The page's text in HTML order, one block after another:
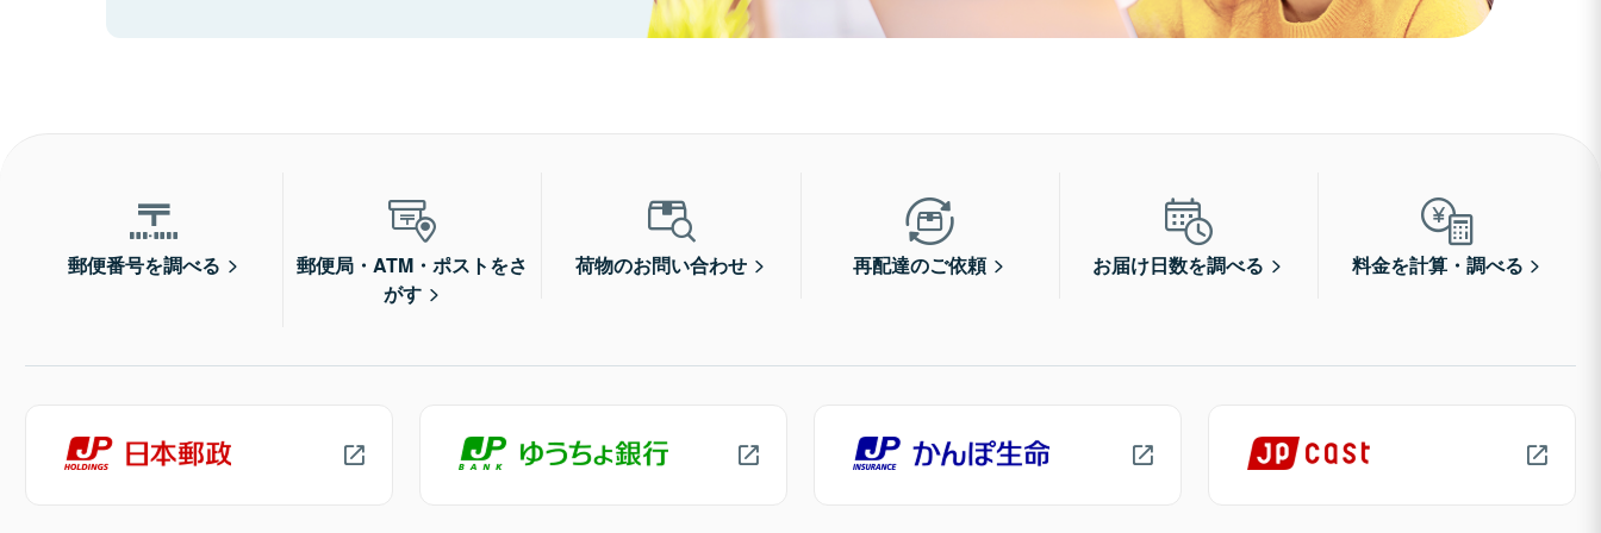
郵便番号を調べる
郵便局・ATM・ポストをさ
がす
荷物のお問い合わせ 再配達のご依頼 お届け日数を調べる 料金を計算・調べる